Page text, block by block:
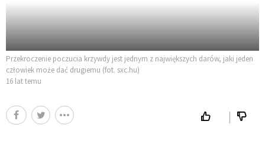
Przekroczenie poczucia krzywdy jest jednym z największych darów, jaki jeden
człowiek może dać drugiemu (fot. sxc.hu)
16 lat temu